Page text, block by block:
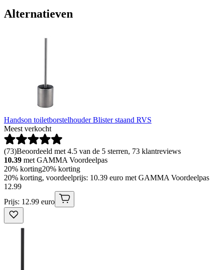
Alternatieven
Handson toiletborstelhouder Blister staand RVS
Meest verkocht
(73)Beoordeeld met 4.5 van de 5 sterren, 73 klantreviews
10.39 met GAMMA Voordeelpas
20% korting20% korting
20% korting, voordeelprijs: 10.39 euro met GAMMA Voordeelpas
12.99
Prijs: 12.99 euro